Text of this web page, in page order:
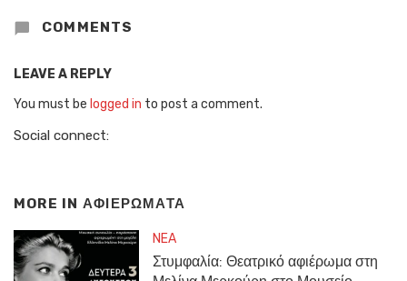
COMMENTS
LEAVE A REPLY
You must be logged in to post a comment.
Social connect:
MORE IN ΑΦΙΕΡΩΜΑΤΑ
NEA
Στυμφαλία: Θεατρικό αφιέρωμα στη